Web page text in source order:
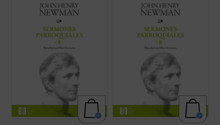
Sermones parroquiales no formaron
parte de la primera edición de 1842, previa
a la conversión de Newman al catolicismo,
sino que fueron incluidos en la ...
Sermones parroquiales no formaron
parte de la primera edición de 1842, previa
a la conversión de Newman al catolicismo,
sino que fueron incluidos en la ...